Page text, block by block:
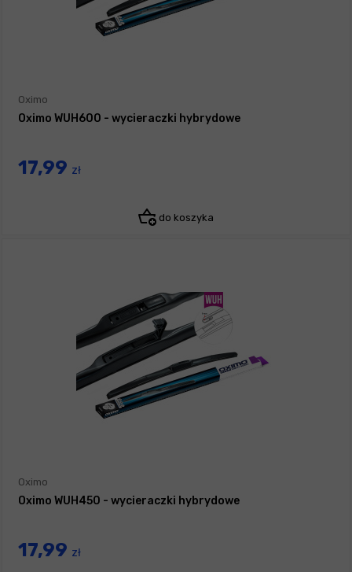
Oximo
Oximo WUH600 - wycieraczki hybrydowe
17,99 zł
do koszyka
Oximo
Oximo WUH450 - wycieraczki hybrydowe
17,99 zł